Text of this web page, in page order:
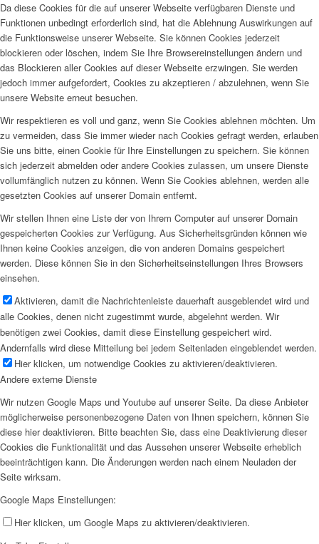
Da diese Cookies für die auf unserer Webseite verfügbaren Dienste und
Funktionen unbedingt erforderlich sind, hat die Ablehnung Auswirkungen auf
die Funktionsweise unserer Webseite. Sie können Cookies jederzeit
blockieren oder löschen, indem Sie Ihre Browsereinstellungen ändern und
das Blockieren aller Cookies auf dieser Webseite erzwingen. Sie werden
jedoch immer aufgefordert, Cookies zu akzeptieren / abzulehnen, wenn Sie
unsere Website erneut besuchen.
Wir respektieren es voll und ganz, wenn Sie Cookies ablehnen möchten. Um
zu vermeiden, dass Sie immer wieder nach Cookies gefragt werden, erlauben
Sie uns bitte, einen Cookie für Ihre Einstellungen zu speichern. Sie können
sich jederzeit abmelden oder andere Cookies zulassen, um unsere Dienste
vollumfänglich nutzen zu können. Wenn Sie Cookies ablehnen, werden alle
gesetzten Cookies auf unserer Domain entfernt.
Wir stellen Ihnen eine Liste der von Ihrem Computer auf unserer Domain
gespeicherten Cookies zur Verfügung. Aus Sicherheitsgründen können wie
Ihnen keine Cookies anzeigen, die von anderen Domains gespeichert
werden. Diese können Sie in den Sicherheitseinstellungen Ihres Browsers
einsehen.
Aktivieren, damit die Nachrichtenleiste dauerhaft ausgeblendet wird und
alle Cookies, denen nicht zugestimmt wurde, abgelehnt werden. Wir
benötigen zwei Cookies, damit diese Einstellung gespeichert wird.
Andernfalls wird diese Mitteilung bei jedem Seitenladen eingeblendet werden.
Hier klicken, um notwendige Cookies zu aktivieren/deaktivieren.
Andere externe Dienste
Wir nutzen Google Maps und Youtube auf unserer Seite. Da diese Anbieter
möglicherweise personenbezogene Daten von Ihnen speichern, können Sie
diese hier deaktivieren. Bitte beachten Sie, dass eine Deaktivierung dieser
Cookies die Funktionalität und das Aussehen unserer Webseite erheblich
beeinträchtigen kann. Die Änderungen werden nach einem Neuladen der
Seite wirksam.
Google Maps Einstellungen:
Hier klicken, um Google Maps zu aktivieren/deaktivieren.